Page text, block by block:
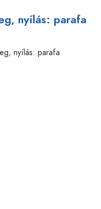
nyílás: parafa